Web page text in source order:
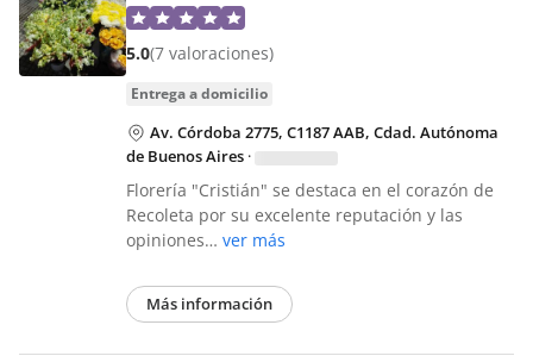
5.0(7 valoraciones)
entrega a domicilio
Av. Córdoba 2775, C1187 AAB, Cdad. Autónoma
de Buenos Aires ·
Florería "Cristián" se destaca en el corazón de
Recoleta por su excelente reputación y las
opiniones… ver más
Más información